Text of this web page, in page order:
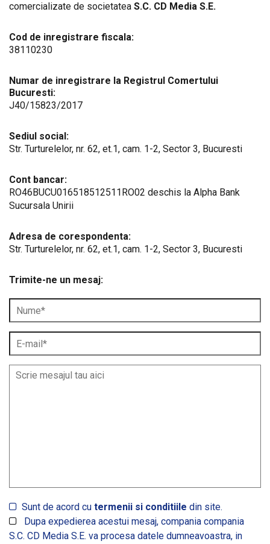
comercializate de societatea S.C. CD Media S.E.
Cod de inregistrare fiscala:
38110230
Numar de inregistrare la Registrul Comertului
Bucuresti:
J40/15823/2017
Sediul social:
Str. Turturelelor, nr. 62, et.1, cam. 1-2, Sector 3, Bucuresti
Cont bancar:
RO46BUCU016518512511RO02 deschis la Alpha Bank
Sucursala Unirii
Adresa de corespondenta:
Str. Turturelelor, nr. 62, et.1, cam. 1-2, Sector 3, Bucuresti
Trimite-ne un mesaj:
Sunt de acord cu termenii si conditiile din site.
Dupa expedierea acestui mesaj, compania compania
S.C. CD Media S.E. va procesa datele dumneavoastra, in